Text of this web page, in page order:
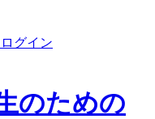
グイン